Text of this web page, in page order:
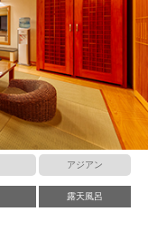
アジアン
露天風呂